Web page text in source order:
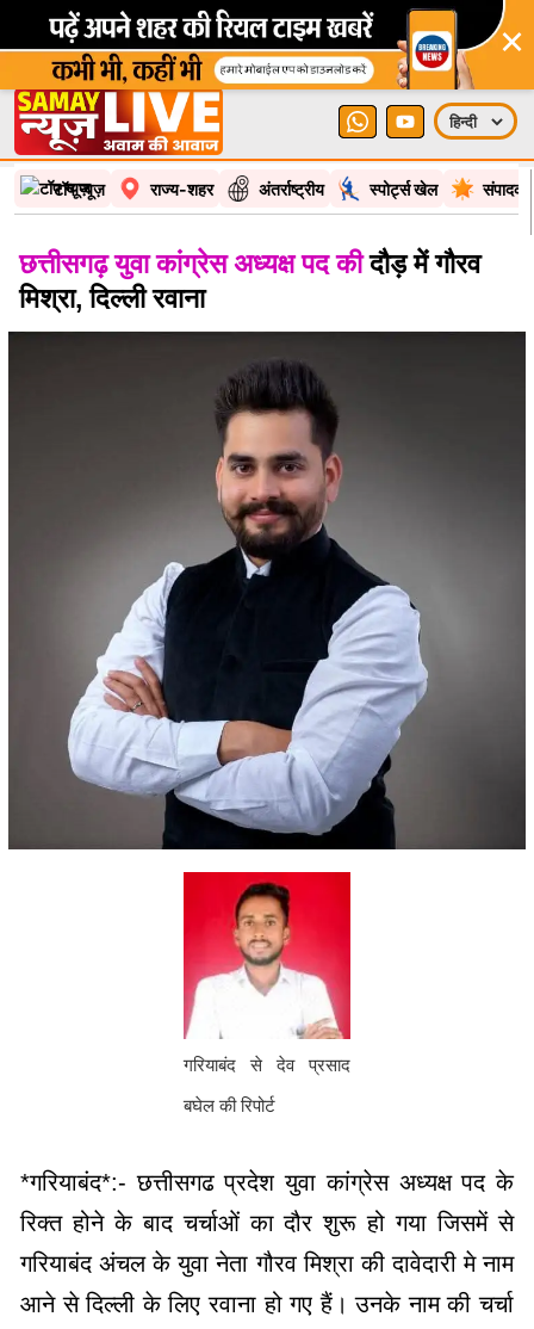
×
टॉप न्यूज़ राज्य-शहर अंतर्राष्ट्रीय स्पोर्ट्स खेल
छत्तीसगढ़ युवा कांग्रेस अध्यक्ष पद कीदौड़ में गौरव
मिश्रा, दिल्ली रवाना
गरियाबंद से देव प्रसाद
बघेल की रिपोर्ट
*गरियाबंद*:- छत्तीसगढ प्रदेश युवा कांग्रेस अध्यक्ष पद के
रिक्त होने के बाद चर्चाओं का दौर शुरू हो गया जिसमें से
गरियाबंद अंचल के युवा नेता गौरव मिश्रा की दावेदारी मे नाम
आने से दिल्ली के लिए रवाना हो गए हैं। उनके नाम की चर्चा